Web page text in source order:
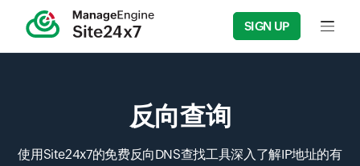
SIGN UP Input
反向查询
使用Site24x7的免费反向DNS查找工具深入了解IP地址的有